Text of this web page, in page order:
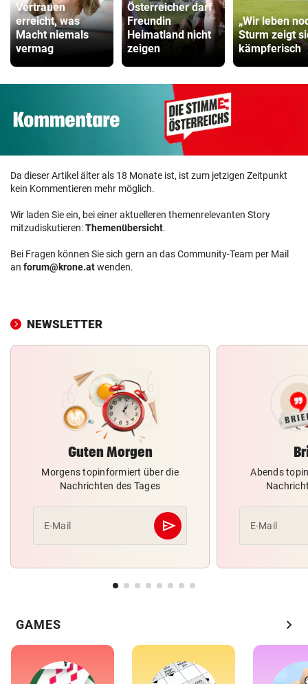
Vertrauen
erreicht, was
Macht niemals
vermag
Österreicher darf
Freundin
Heimatland nicht
zeigen
„Wir leben
Sturm zeigt
kämpferisch
Da dieser Artikel älter als 18 Monate ist, ist zum jetzigen Zeitpunkt
kein Kommentieren mehr möglich.
Wir laden Sie ein, bei einer aktuelleren themenrelevanten Story
mitzudiskutieren:Themenübersicht.
Bei Fragen können Sie sich gern an das Community-Team per Mail
an forum@krone.atwenden.
NEWSLETTER
Guten Morgen
Morgens topinformiert über die
Nachrichten des Tages
E-Mail send
Abschicken
Abends
E-Mail
GAMES chevron_right